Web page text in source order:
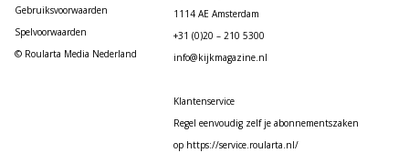
Gebruiksvoorwaarden
Spelvoorwaarden
© Roularta Media Nederland
1114 AE Amsterdam
+31 (0)20 – 210 5300
info@kijkmagazine.nl
Klantenservice
Regel eenvoudig zelf je abonnementszaken
op https://service.roularta.nl/